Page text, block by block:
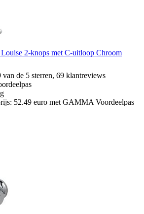
2-knops met C-uitloop Chroom
van de 5 sterren, 69 klantreviews
52.49 euro met GAMMA Voordeelpas